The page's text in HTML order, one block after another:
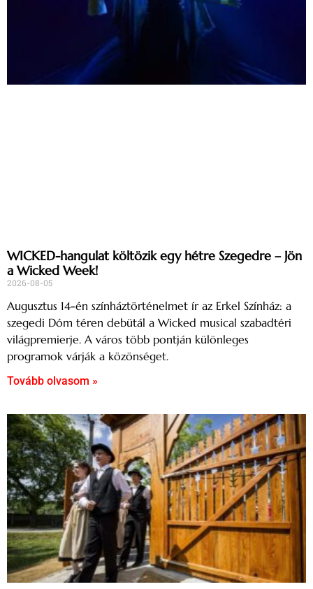
WICKED-hangulat költözik egy hétre Szegedre – Jön
a Wicked Week!
2026-08-05
Augusztus 14-én színháztörténelmet ír az Erkel Színház: a
szegedi Dóm téren debütál a Wicked musical szabadtéri
világpremierje. A város több pontján különleges
programok várják a közönséget.
Tovább olvasom »